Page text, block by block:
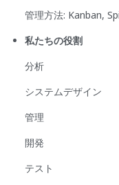
管理方法: Kanban,
私たちの役割
分析
システムデザイン
管理
開発
テスト